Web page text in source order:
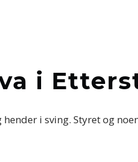
i
i sving. Styret og